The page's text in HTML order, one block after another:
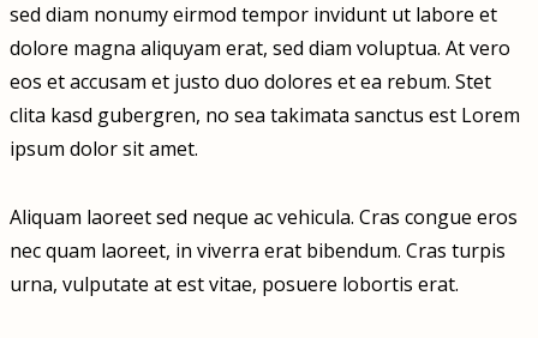
sed diam nonumy eirmod tempor invidunt ut labore et
dolore magna aliquyam erat, sed diam voluptua. At vero
eos et accusam et justo duo dolores et ea rebum. Stet
clita kasd gubergren, no sea takimata sanctus est Lorem
ipsum dolor sit amet.
Aliquam laoreet sed neque ac vehicula. Cras congue eros
nec quam laoreet, in viverra erat bibendum. Cras turpis
urna, vulputate at est vitae, posuere lobortis erat.